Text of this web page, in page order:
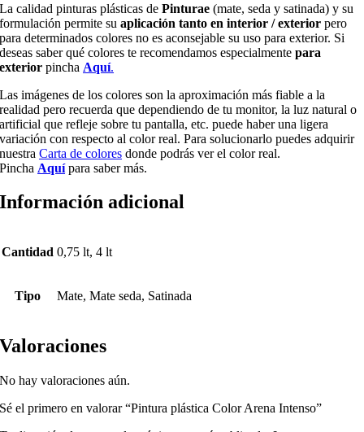
La calidad pinturas plásticas dePinturae (mate, seda y satinada) y su
formulación permite suaplicación tanto en interior / exterior pero
para determinados colores no es aconsejable su uso para exterior. Si
deseas saber qué colores te recomendamos especialmentepara
exterior pincha Aquí.
Las imágenes de los colores son la aproximación más fiable a la
realidad pero recuerda que dependiendo de tu monitor, la luz natural o
artificial que refleje sobre tu pantalla, etc. puede haber una ligera
variación con respecto al color real. Para solucionarlo puedes adquirir
nuestraCarta de colores donde podrás ver el color real.
Pincha Aquípara saber más.
Información adicional
Cantidad 0,75 lt, 4 lt
Tipo Mate, Mate seda, Satinada
Valoraciones
No hay valoraciones aún.
Sé el primero en valorar “Pintura plástica Color Arena Intenso”